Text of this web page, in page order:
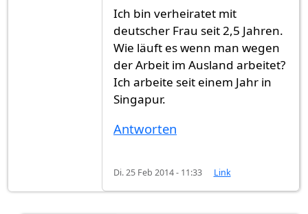
Ich bin verheiratet mit
deutscher Frau seit 2,5 Jahren.
Wie läuft es wenn man wegen
der Arbeit im Ausland arbeitet?
Ich arbeite seit einem Jahr in
Singapur.
Antworten
Di. 25 Feb 2014 - 11:33 Link